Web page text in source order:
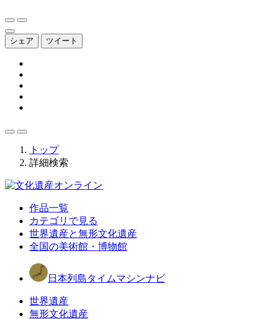
シェア ツイート
トップ
詳細検索
作品一覧
カテゴリで見る
世界遺産と無形文化遺産
全国の美術館・博物館
日本列島タイムマシンナビ
世界遺産
無形文化遺産